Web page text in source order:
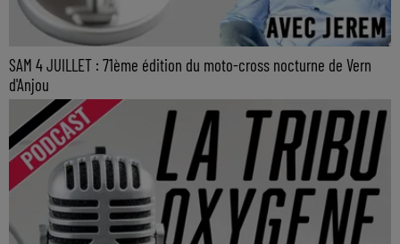
SAM 4 JUILLET : 71ème édition du moto-cross nocturne de Vern
d'Anjou